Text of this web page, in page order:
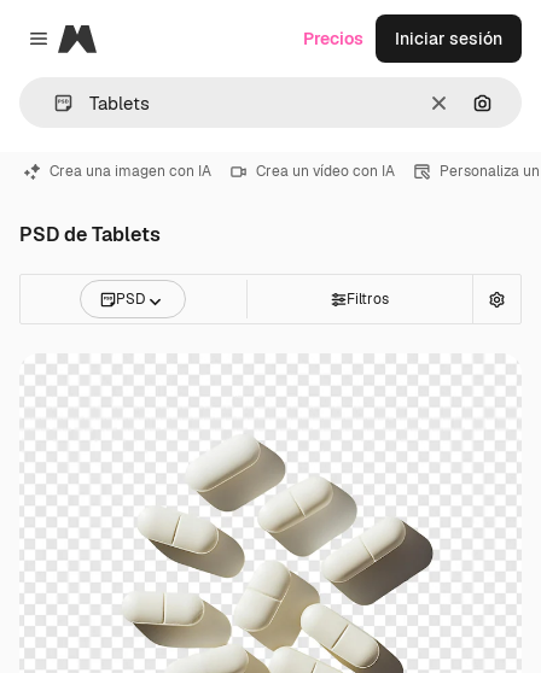
Close menu
Magnific
Borrar
Precios Iniciar sesión
Crea una imagen con IA Crea un vídeo con IA Personaliza
PSD de Tablets
PSD Filtros